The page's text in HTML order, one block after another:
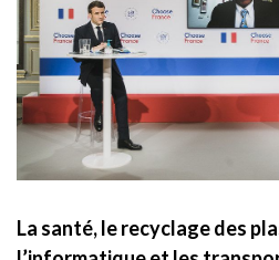
La santé, le recyclage des